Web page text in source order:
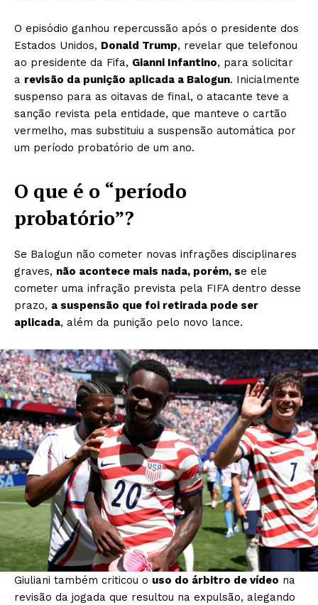
O episódio ganhou repercussão após o presidente dos
Estados Unidos, Donald Trump, revelar que telefonou
ao presidente da Fifa, Gianni Infantino, para solicitar
a revisão da punição aplicada a Balogun. Inicialmente
suspenso para as oitavas de final, o atacante teve a
sanção revista pela entidade, que manteve o cartão
vermelho, mas substituiu a suspensão automática por
um período probatório de um ano.
O que é o “período
probatório”?
Se Balogun não cometer novas infrações disciplinares
graves, não acontece mais nada, porém, se ele
cometer uma infração prevista pela FIFA dentro desse
prazo, a suspensão que foi retirada pode ser
aplicada, além da punição pelo novo lance.
Giuliani também criticou o uso do árbitro de vídeo na
revisão da jogada que resultou na expulsão, alegando